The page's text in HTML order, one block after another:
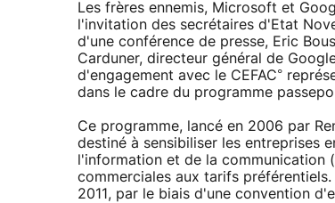
Les frères ennemis, Microsoft et
l'invitation des secrétaires d'Etat
d'une conférence de presse, Eric
Carduner, directeur général de
d'engagement avec le CEFAC°
dans le cadre du programme
Ce programme, lancé en 2006 par
destiné à sensibiliser les entreprises
l'information et de la
commerciales aux tarifs
2011, par le biais d'une convention